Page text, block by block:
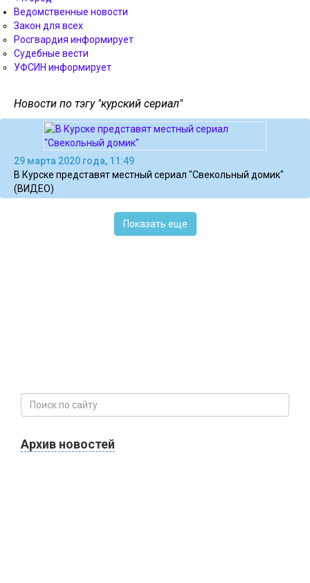
Ведомственные новости
Закон для всех
Росгвардия информирует
Судебные вести
УФСИН информирует
Новости по тэгу "курский сериал"
29 марта 2020 года, 11:49
В Курске представят местный сериал "Свекольный домик"
(ВИДЕО)
Показать еще
Архив новостей